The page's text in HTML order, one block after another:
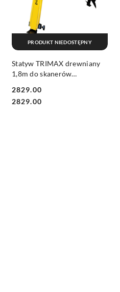
Statyw TRIMAX drewniany
1,8m do skanerów
Cena:
2829.00
Cena:
2829.00
PRODUKT NIEDOSTĘPNY